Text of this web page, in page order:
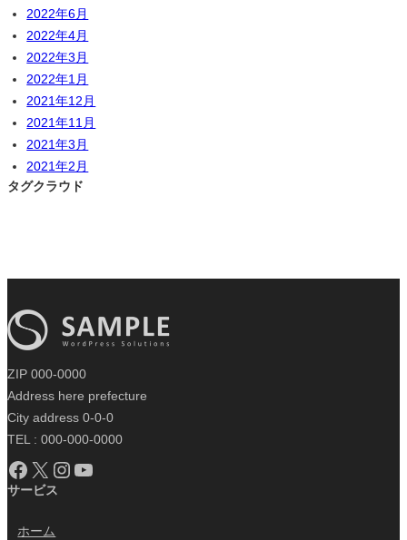
2022年6月
2022年4月
2022年3月
2022年1月
2021年12月
2021年11月
2021年3月
2021年2月
タグクラウド
ZIP 000-0000
Address here prefecture
City address 0-0-0
TEL : 000-000-0000
Facebook X Instagram YouTube
サービス
ホーム